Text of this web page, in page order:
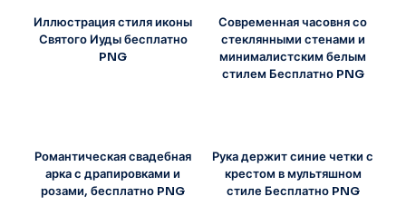
Иллюстрация стиля иконы
Святого Иуды бесплатно
PNG
Современная часовня со
стеклянными стенами и
минималистским белым
стилем Бесплатно PNG
Романтическая свадебная
арка с драпировками и
розами, бесплатно PNG
Рука держит синие четки с
крестом в мультяшном
стиле Бесплатно PNG